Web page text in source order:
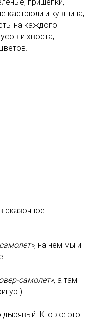
кастрюли и кувшина,
на каждого
и хвоста,
сказочное
, на нем мы и
самолет», а там
дырявый. Кто же это